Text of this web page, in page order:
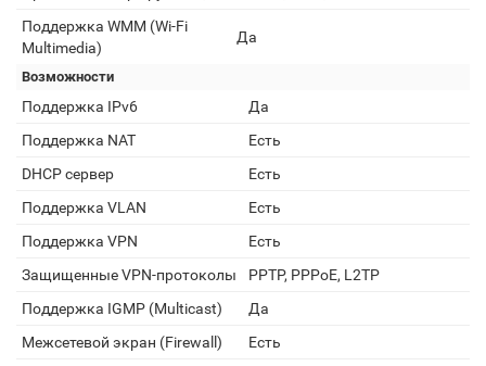
Поддержка WMM (Wi-Fi
Multimedia)
Да
Возможности
Поддержка IPv6
Да
Поддержка NAT
Есть
DHCP сервер
Есть
Поддержка VLAN
Есть
Поддержка VPN
Есть
Защищенные VPN-протоколы
PPTP, PPPoE, L2TP
Поддержка IGMP (Multicast)
Да
Межсетевой экран (Firewall)
Есть